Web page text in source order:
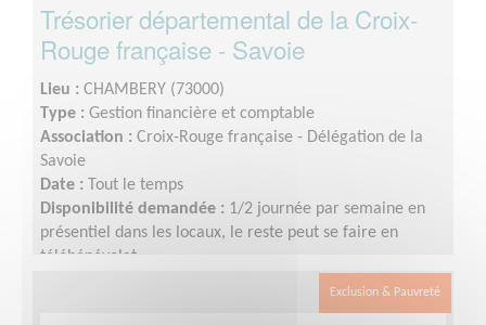
Trésorier départemental de la Croix-
Rouge française - Savoie
Lieu : CHAMBERY (73000)
Type : Gestion financière et comptable
Association : Croix-Rouge française - Délégation de la
Savoie
Date : Tout le temps
Disponibilité demandée : 1/2 journée par semaine en
présentiel dans les locaux, le reste peut se faire en
télébénévolat.
Exclusion & Pauvreté